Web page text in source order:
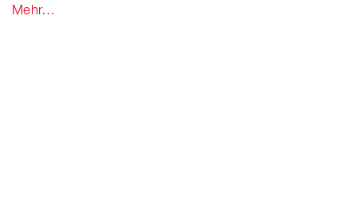
Mehr…